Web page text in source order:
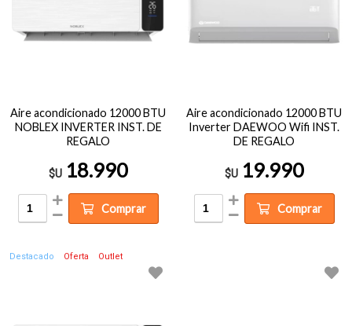
Aire acondicionado 12000 BTU
NOBLEX INVERTER INST. DE
REGALO
$U 18.990
Comprar
Aire acondicionado 12000 BTU
Inverter DAEWOO Wifi INST.
DE REGALO
$U 19.990
Comprar
Destacado Oferta Outlet